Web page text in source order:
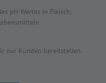
pH-Wer­tes in Fleisch,
nur Kun­den bereit­stel­len.